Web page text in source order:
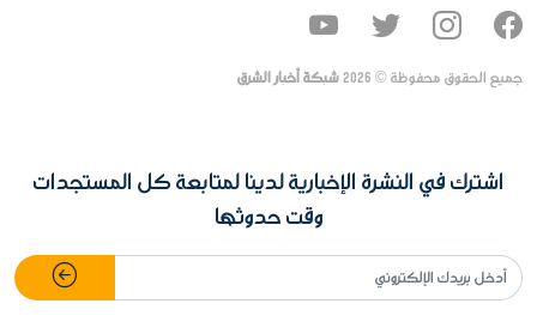
جميع الحقوق محفوظة © 2026شبكة أخبار الشرق
اشترك في النشرة الإخبارية لدينا لمتابعة كل المستجدات
وقت حدوثها